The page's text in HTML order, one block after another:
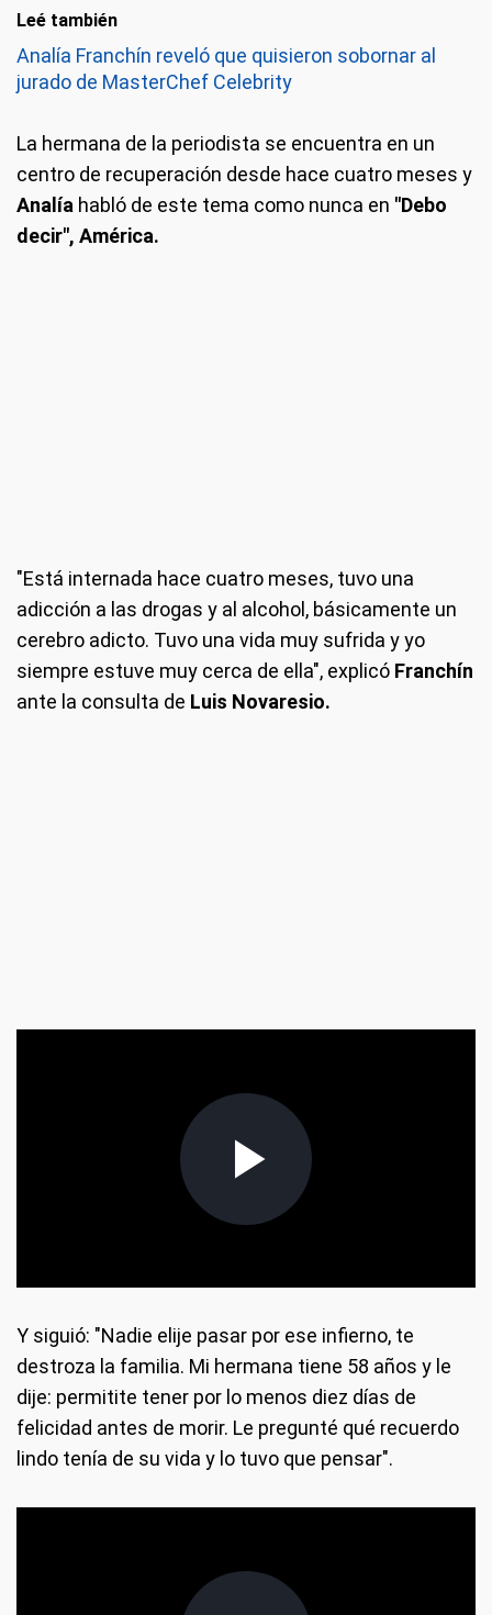
Leé también
Analía Franchín reveló que quisieron sobornar al
jurado de MasterChef Celebrity
La hermana de la periodista se encuentra en un
centro de recuperación desde hace cuatro meses y
Analía habló de este tema como nunca en "Debo
decir", América.
"Está internada hace cuatro meses, tuvo una
adicción a las drogas y al alcohol, básicamente un
cerebro adicto. Tuvo una vida muy sufrida y yo
siempre estuve muy cerca de ella", explicó Franchín
ante la consulta de Luis Novaresio.
Y siguió: "Nadie elije pasar por ese infierno, te
destroza la familia. Mi hermana tiene 58 años y le
dije: permitite tener por lo menos diez días de
felicidad antes de morir. Le pregunté qué recuerdo
lindo tenía de su vida y lo tuvo que pensar".